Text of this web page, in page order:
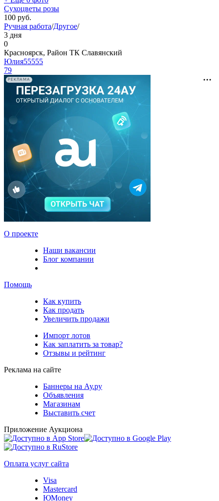
Сухоцветы розы
100 руб.
Ручная работа/Другое/
3 дня
0
Красноярск, Район ТК Славянский
Юлия55555
79
РЕКЛАМА
О проекте
Наши вакансии
Блог компании
Помощь
Как купить
Как продать
Увеличить продажи
Импорт лотов
Как заплатить за товар?
Отзывы и рейтинг
Реклама на сайте
Баннеры на Ау.ру
Объявления
Магазинам
Выставить счет
Приложение Аукциона
Оплата услуг сайта
Visa
Mastercard
ЮMoney